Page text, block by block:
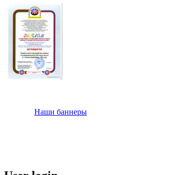
Наши баннеры